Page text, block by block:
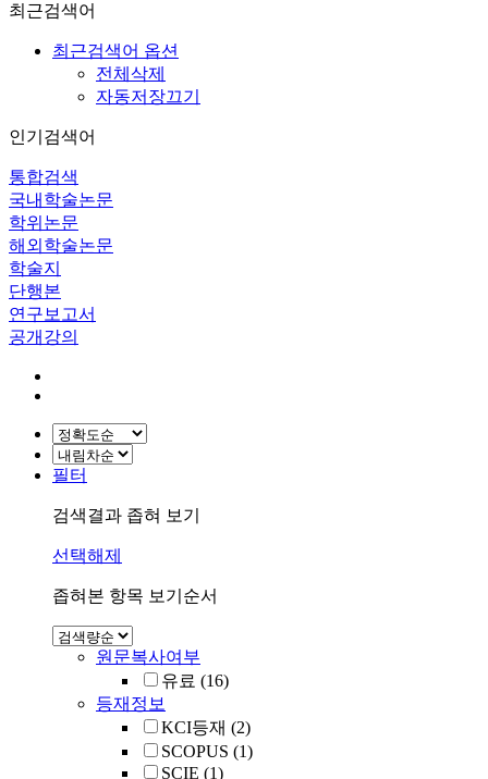
최근검색어
최근검색어 옵션
전체삭제
자동저장끄기
인기검색어
통합검색
국내학술논문
학위논문
해외학술논문
학술지
단행본
연구보고서
공개강의
필터
검색결과 좁혀 보기
선택해제
좁혀본 항목 보기순서
원문복사여부
유료 (16)
등재정보
KCI등재 (2)
SCOPUS (1)
SCIE (1)